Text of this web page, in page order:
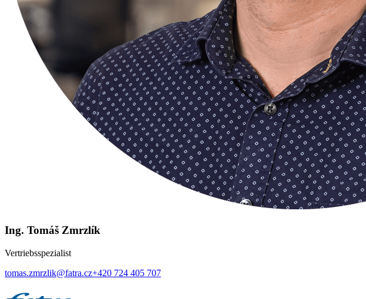
Ing. Tomáš Zmrzlík
Vertriebsspezialist
tomas.zmrzlik@fatra.cz+420 724 405 707